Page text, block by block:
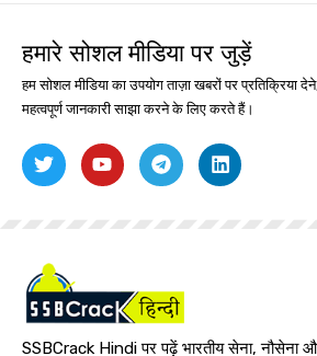
हमारे सोशल मीडिया पर जुड़ें
हम सोशल मीडिया का उपयोग ताज़ा खबरों पर
महत्वपूर्ण जानकारी साझा करने के लिए करते हैं।
SSBCrack Hindi पर पढ़ें भारतीय सेना, नौसेना